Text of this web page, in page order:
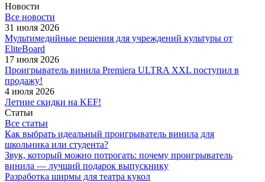
Новости
Все новости
31 июля 2026
Мультимедийные решения для учреждений культуры от
EliteBoard
17 июля 2026
Проигрыватель винила Premiera ULTRA XXL поступил в
продажу!
4 июля 2026
Летние скидки на KEF!
Статьи
Все статьи
Как выбрать идеальный проигрыватель винила для
школьника или студента?
Звук, который можно потрогать: почему проигрыватель
винила — лучший подарок выпускнику
Разработка ширмы для театра кукол